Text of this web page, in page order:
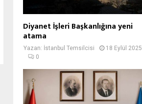
Diyanet İşleri Başkanlığına yeni
atama
Yazan: İstanbul Temsilcisi
18 Eylül 2025
0